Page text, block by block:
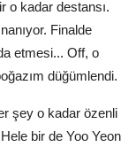
o kadar destansı.
Finalde
etmesi... Off, o
düğümlendi.
şey o kadar özenli
bir de Yoo Yeon